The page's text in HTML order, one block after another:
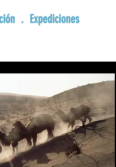
. Expediciones